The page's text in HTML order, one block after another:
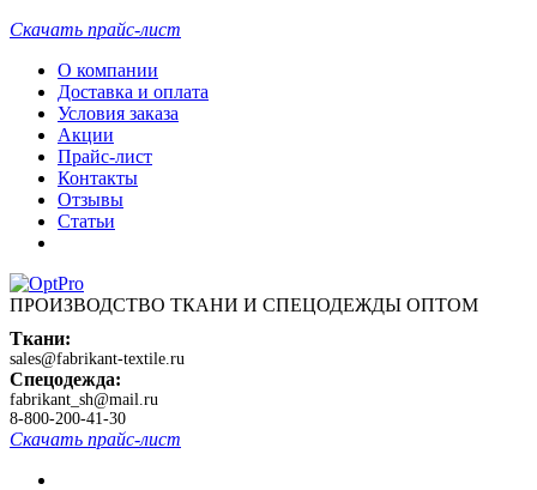
Скачать прайс-лист
О компании
Доставка и оплата
Условия заказа
Акции
Прайс-лист
Контакты
Отзывы
Статьи
ПРОИЗВОДСТВО ТКАНИ И СПЕЦОДЕЖДЫ ОПТОМ
Ткани:
sales@fabrikant-textile.ru
Спецодежда:
fabrikant_sh@mail.ru
8-800-200-41-30
Скачать прайс-лист